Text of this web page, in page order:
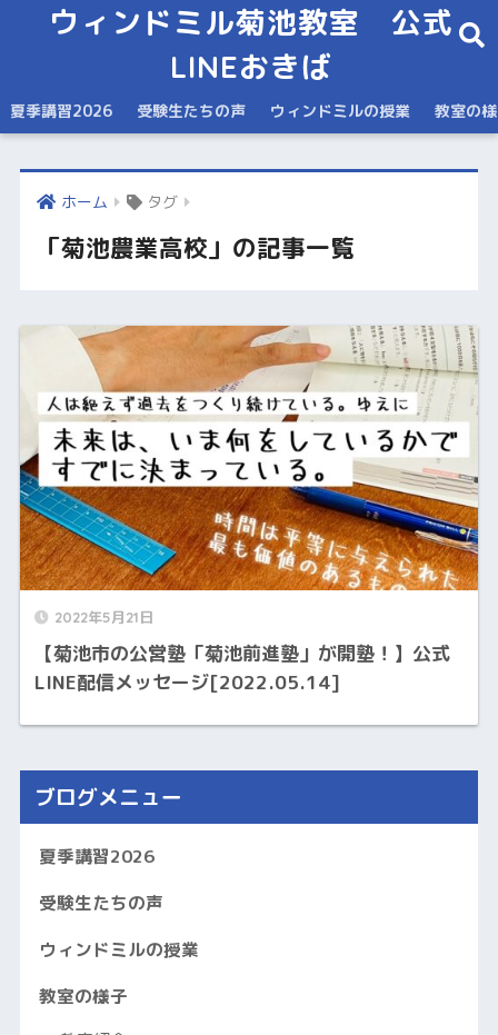
ウィンドミル菊池教室 公式
LINEおきば
夏季講習2026 受験生たちの声 ウィンドミルの授業 教室の
ホーム タグ
「菊池農業高校」の記事一覧
2022年5月21日
【菊池市の公営塾「菊池前進塾」が開塾！】公式
LINE配信メッセージ[2022.05.14]
ブログメニュー
夏季講習2026
受験生たちの声
ウィンドミルの授業
教室の様子